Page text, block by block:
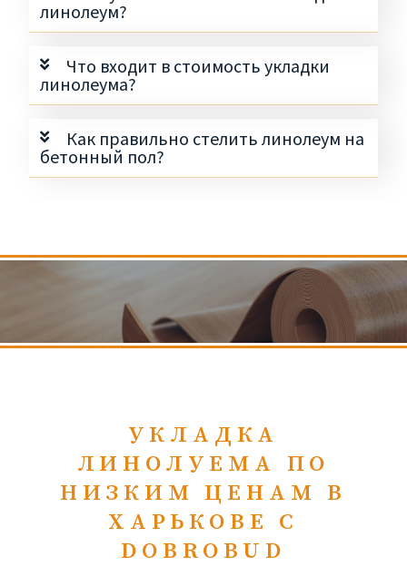
линолеум?
Что входит в стоимость укладки
линолеума?
Как правильно стелить линолеум на
бетонный пол?
УКЛАДКА
ЛИНОЛУЕМА ПО
НИЗКИМ ЦЕНАМ В
ХАРЬКОВЕ С
DOBROBUD